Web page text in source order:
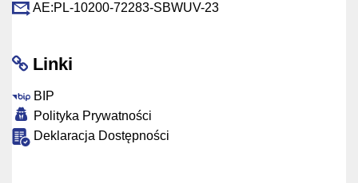
AE:PL-10200-72283-SBWUV-23
Linki
BIP
Polityka Prywatności
Deklaracja Dostępności